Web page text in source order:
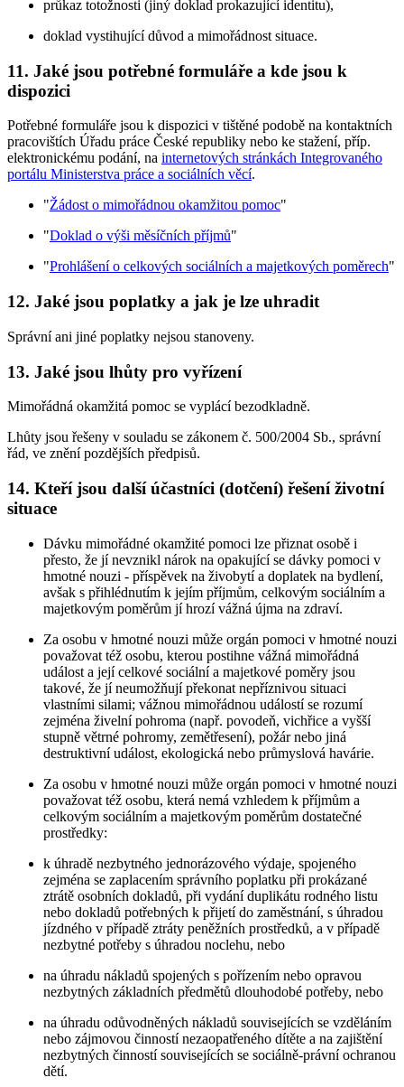
průkaz totožnosti (jiný doklad prokazující identitu),
doklad vystihující důvod a mimořádnost situace.
11. Jaké jsou potřebné formuláře a kde jsou k
dispozici
Potřebné formuláře jsou k dispozici v tištěné podobě na kontaktních
pracovištích Úřadu práce České republiky nebo ke stažení, příp.
elektronickému podání, na internetových stránkách Integrovaného
portálu Ministerstva práce a sociálních věcí.
"Žádost o mimořádnou okamžitou pomoc"
"Doklad o výši měsíčních příjmů"
"Prohlášení o celkových sociálních a majetkových poměrech"
12. Jaké jsou poplatky a jak je lze uhradit
Správní ani jiné poplatky nejsou stanoveny.
13. Jaké jsou lhůty pro vyřízení
Mimořádná okamžitá pomoc se vyplácí bezodkladně.
Lhůty jsou řešeny v souladu se zákonem č. 500/2004 Sb., správní
řád, ve znění pozdějších předpisů.
14. Kteří jsou další účastníci (dotčení) řešení životní
situace
Dávku mimořádné okamžité pomoci lze přiznat osobě i
přesto, že jí nevznikl nárok na opakující se dávky pomoci v
hmotné nouzi - příspěvek na živobytí a doplatek na bydlení,
avšak s přihlédnutím k jejím příjmům, celkovým sociálním a
majetkovým poměrům jí hrozí vážná újma na zdraví.
Za osobu v hmotné nouzi může orgán pomoci v hmotné nouzi
považovat též osobu, kterou postihne vážná mimořádná
událost a její celkové sociální a majetkové poměry jsou
takové, že jí neumožňují překonat nepříznivou situaci
vlastními silami; vážnou mimořádnou událostí se rozumí
zejména živelní pohroma (např. povodeň, vichřice a vyšší
stupně větrné pohromy, zemětřesení), požár nebo jiná
destruktivní událost, ekologická nebo průmyslová havárie.
Za osobu v hmotné nouzi může orgán pomoci v hmotné nouzi
považovat též osobu, která nemá vzhledem k příjmům a
celkovým sociálním a majetkovým poměrům dostatečné
prostředky:
k úhradě nezbytného jednorázového výdaje, spojeného
zejména se zaplacením správního poplatku při prokázané
ztrátě osobních dokladů, při vydání duplikátu rodného listu
nebo dokladů potřebných k přijetí do zaměstnání, s úhradou
jízdného v případě ztráty peněžních prostředků, a v případě
nezbytné potřeby s úhradou noclehu, nebo
na úhradu nákladů spojených s pořízením nebo opravou
nezbytných základních předmětů dlouhodobé potřeby, nebo
na úhradu odůvodněných nákladů souvisejících se vzděláním
nebo zájmovou činností nezaopatřeného dítěte a na zajištění
nezbytných činností souvisejících se sociálně-právní ochranou
dětí.